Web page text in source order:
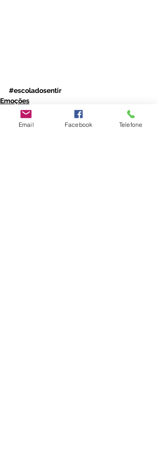
#escoladosentir
Emoções
Desenvolvimento Infantil
Parentalidade
Email Facebook Telefone